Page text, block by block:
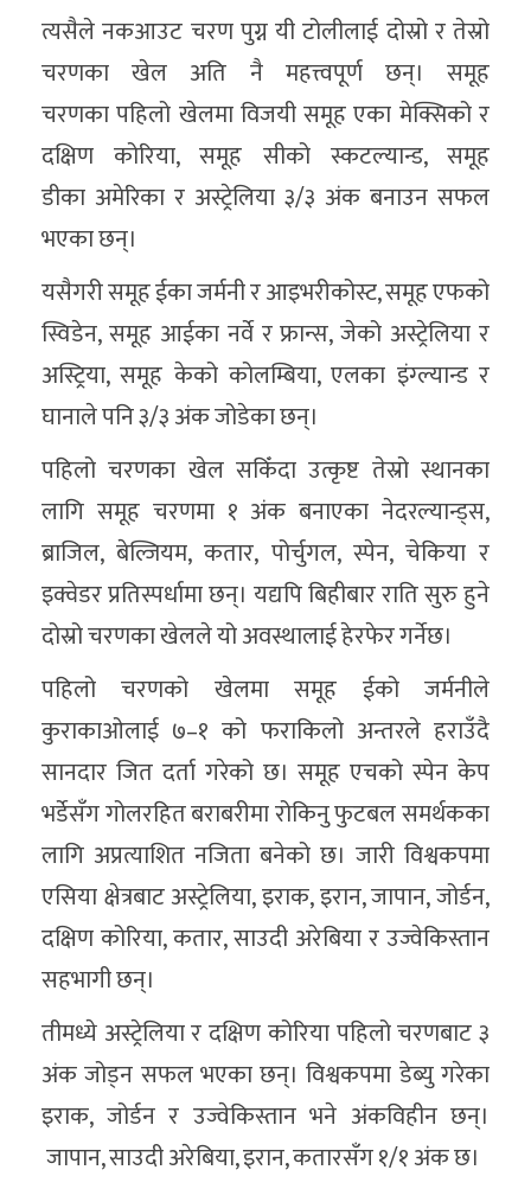
त्यसैले नकआउट चरण पुग्न यी टोलीलाई दोस्रो र तेस्रो
चरणका खेल अति नै महत्त्वपूर्ण छन्। समूह
चरणका पहिलो खेलमा विजयी समूह एका मेक्सिको र
दक्षिण कोरिया, समूह सीको स्कटल्यान्ड, समूह
डीका अमेरिका र अस्ट्रेलिया ३/३ अंक बनाउन सफल
भएका छन्।
यसैगरी समूह ईका जर्मनी र आइभरीकोस्ट, समूह एफको
स्विडेन, समूह आईका नर्वे र फ्रान्स, जेको अस्ट्रेलिया र
अस्ट्रिया, समूह केको कोलम्बिया, एलका इंग्ल्यान्ड र
घानाले पनि ३/३ अंक जोडेका छन्।
पहिलो चरणका खेल सकिँदा उत्कृष्ट तेस्रो स्थानका
लागि समूह चरणमा १ अंक बनाएका नेदरल्यान्ड्स,
ब्राजिल, बेल्जियम, कतार, पोर्चुगल, स्पेन, चेकिया र
इक्वेडर प्रतिस्पर्धामा छन्। यद्यपि बिहीबार राति सुरु हुने
दोस्रो चरणका खेलले यो अवस्थालाई हेरफेर गर्नेछ।
पहिलो चरणको खेलमा समूह ईको जर्मनीले
कुराकाओलाई ७–१ को फराकिलो अन्तरले हराउँदै
सानदार जित दर्ता गरेको छ। समूह एचको स्पेन केप
भर्डेसँग गोलरहित बराबरीमा रोकिनु फुटबल समर्थकका
लागि अप्रत्याशित नजिता बनेको छ। जारी विश्वकपमा
एसिया क्षेत्रबाट अस्ट्रेलिया, इराक, इरान, जापान, जोर्डन,
दक्षिण कोरिया, कतार, साउदी अरेबिया र उज्वेकिस्तान
सहभागी छन्।
तीमध्ये अस्ट्रेलिया र दक्षिण कोरिया पहिलो चरणबाट ३
अंक जोड्न सफल भएका छन्। विश्वकपमा डेब्यु गरेका
इराक, जोर्डन र उज्वेकिस्तान भने अंकविहीन छन्।
जापान, साउदी अरेबिया, इरान, कतारसँग १/१ अंक छ।